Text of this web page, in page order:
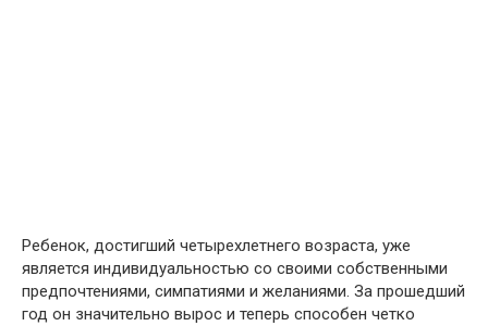
Ребенок, достигший четырехлетнего возраста, уже
является индивидуальностью со своими собственными
предпочтениями, симпатиями и желаниями. За прошедший
год он значительно вырос и теперь способен четко